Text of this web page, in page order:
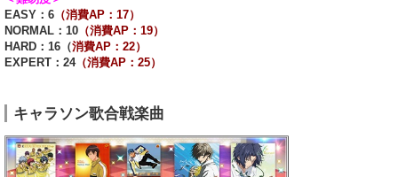
EASY：6 （消費AP：17）
NORMAL：10 （消費AP：19）
HARD：16（消費AP：22）
EXPERT：24（消費AP：25）
キャラソン歌合戦楽曲